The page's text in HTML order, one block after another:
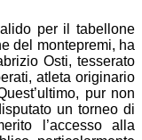
per il tabellone
del montepremi, ha
Osti, tesserato
atleta originario
pur non
un torneo di
l’accesso alla